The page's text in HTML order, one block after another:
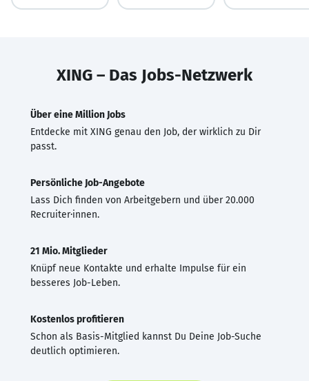
XING – Das Jobs-Netzwerk
Über eine Million Jobs
Entdecke mit XING genau den Job, der wirklich zu Dir
passt.
Persönliche Job-Angebote
Lass Dich finden von Arbeitgebern und über 20.000
Recruiter·innen.
21 Mio. Mitglieder
Knüpf neue Kontakte und erhalte Impulse für ein
besseres Job-Leben.
Kostenlos profitieren
Schon als Basis-Mitglied kannst Du Deine Job-Suche
deutlich optimieren.